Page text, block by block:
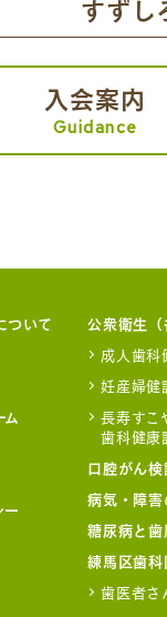
入会案内
Guidance
ついて
公衆衛生（
成人歯科
妊産婦健
長寿すこ
歯科健康
口腔がん検
病気・障
糖尿病と
練馬区歯
歯医者さ